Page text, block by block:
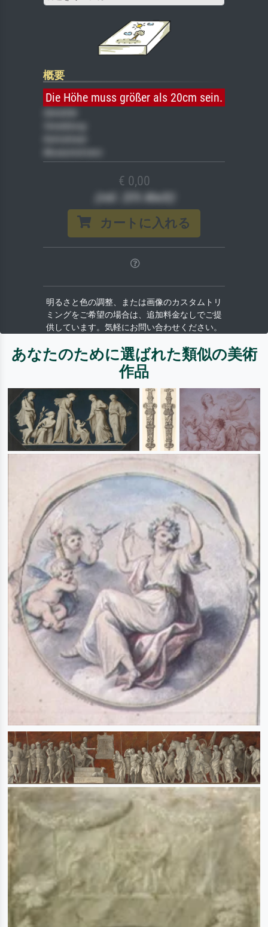
概要
Die Höhe muss größer als 20cm sein.
Veredelung
Museumslizenz
€ 0,00
(inkl. 20% MwSt)
カートに入れる
明るさと色の調整、または画像のカスタムトリ
ミングをご希望の場合は、追加料金なしでご提
供しています。気軽にお問い合わせください。
あなたのために選ばれた類似の美術
作品